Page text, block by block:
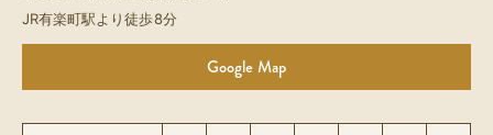
JR有楽町駅より徒歩8分
Google Map